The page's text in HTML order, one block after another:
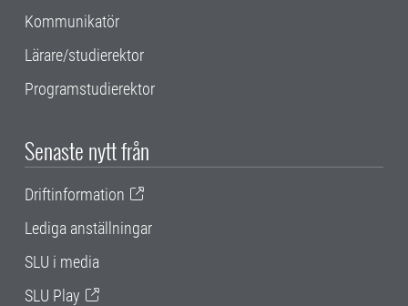
Kommunikatör
Lärare/studierektor
Programstudierektor
Senaste nytt från
Driftinformation
Lediga anställningar
SLU i media
SLU Play